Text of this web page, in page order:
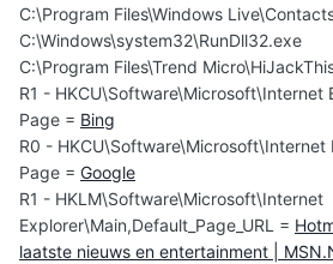
C:\Program Files\Windows
C:\Windows\system32\RunDll32.exe
C:\Program Files\Trend
R1 - HKCU\Software\Microsoft\Internet
Page = Bing
R0 - HKCU\Software\Microsoft\Internet
Page = Google
R1 - HKLM\Software\Microsoft\Internet
Explorer\Main,Default_Page_URL =
laatste nieuws en entertainment |